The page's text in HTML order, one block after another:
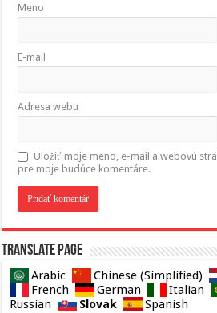
Meno
E-mail
Adresa webu
Uložiť moje meno, e-mail a webovú
pre moje budúce komentáre.
Translate page
Arabic Chinese (Simplified)
French
German Italian
Russian
Slovak Spanish